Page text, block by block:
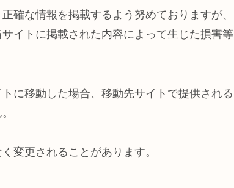
確な情報を掲載するよう努めておりますが、
イトに掲載された内容によって生じた損害等
に移動した場合、移動先サイトで提供される
変更されることがあります。